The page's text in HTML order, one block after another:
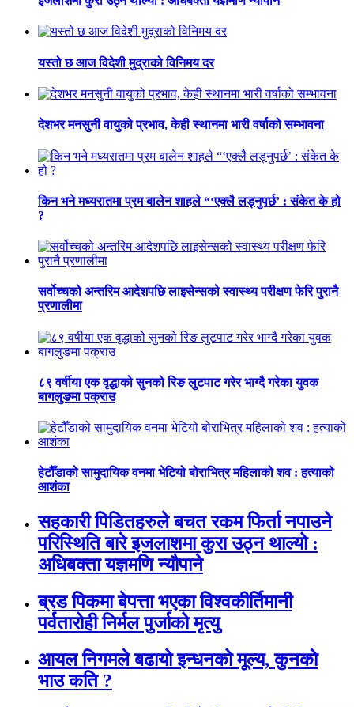
यस्तो छ आज विदेशी मुद्राको विनिमय दर
देशभर मनसुनी वायुको प्रभाव, केही स्थानमा भारी वर्षाको सम्भावना
किन भने मध्यरातमा प्रम बालेन शाहले “‘एक्लै लड्नुपर्छ’ : संकेत के हो
?
सर्वोच्चको अन्तरिम आदेशपछि लाइसेन्सको स्वास्थ्य परीक्षण फेरि पुरानै
प्रणालीमा
८९ वर्षीया एक वृद्धाको सुनको रिङ लुटपाट गरेर भाग्दै गरेका युवक
बागलुङमा पक्राउ
हेटौँडाको सामुदायिक वनमा भेटियो बोराभित्र महिलाको शव : हत्याको
आशंका
सहकारी पिडितहरुले बचत रकम फिर्ता नपाउने
परिस्थिति बारे इजलाशमा कुरा उठ्न थाल्यो :
अधिबक्ता यज्ञमणि न्यौपाने
ब्रड पिकमा बेपत्ता भएका विश्वकीर्तिमानी
पर्वतारोही निर्मल पुर्जाको मृत्यु
आयल निगमले बढायो इन्धनको मूल्य, कुनकाे
भाउ कति ?